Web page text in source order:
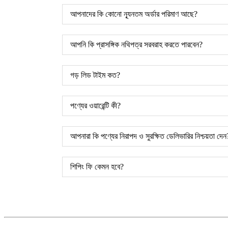
আপনাদের কি কোনো ন্যূনতম অর্ডার পরিমাণ আছে?
আপনি কি প্রাসঙ্গিক নথিপত্র সরবরাহ করতে পারবেন?
গড় লিড টাইম কত?
পণ্যের ওয়ারেন্টি কী?
আপনারা কি পণ্যের নিরাপদ ও সুরক্ষিত ডেলিভারির নিশ্চয়তা
শিপিং ফি কেমন হবে?